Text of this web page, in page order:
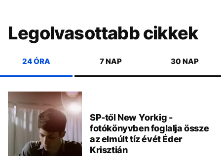
Legolvasottabb cikkek
24 ÓRA 7 NAP 30 NAP
SP-től New Yorkig -
fotókönyvben foglalja össze
az elmúlt tíz évét Éder
Krisztián